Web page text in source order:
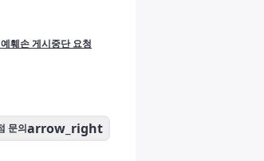
훼손 게시중단 요청
문의arrow_right